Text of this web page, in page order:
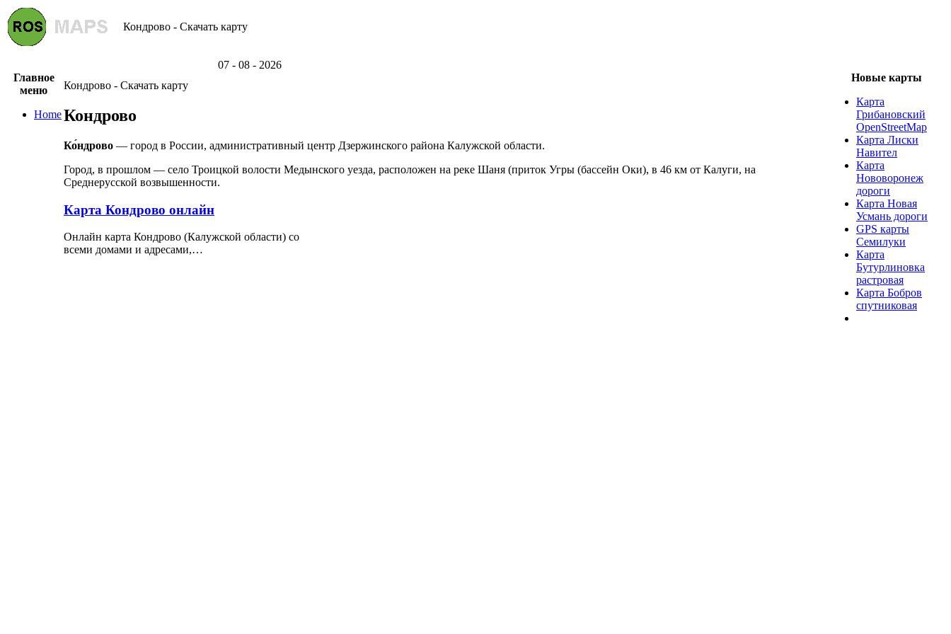
Кондрово - Скачать карту
07 - 08 - 2026
Главное
меню
Home
Кондрово - Скачать карту
Кондрово
Ко́ндрово — город в России, административный центр Дзержинского района Калужской области.
Город, в прошлом — село Троицкой волости Медынского уезда, расположен на реке Шаня (приток Угры (бассейн Оки), в 46 км от Калуги, на
Среднерусской возвышенности.
Карта Кондрово онлайн
Онлайн карта Кондрово (Калужской области) со
всеми домами и адресами,…
Новые карты
Карта
Грибановский
OpenStreetMap
Карта Лиски
Навител
Карта
Нововоронеж
дороги
Карта Новая
Усмань дороги
GPS карты
Семилуки
Карта
Бутурлиновка
растровая
Карта Бобров
спутниковая